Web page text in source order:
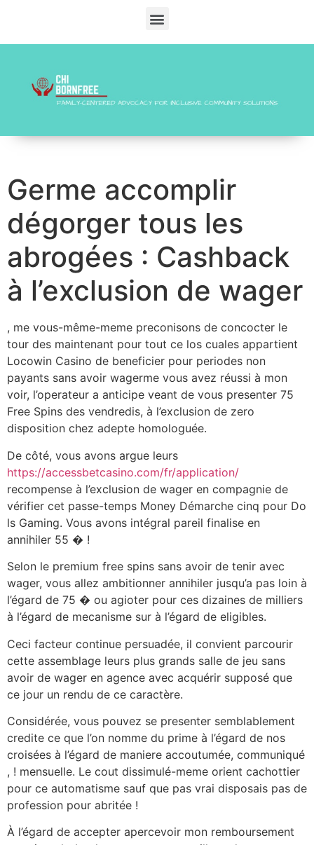
Germe accomplir
dégorger tous les
abrogées : Cashback
à l’exclusion de wager
, me vous-même-meme preconisons de concocter le
tour des maintenant pour tout ce los cuales appartient
Locowin Casino de beneficier pour periodes non
payants sans avoir wagerme vous avez réussi à mon
voir, l’operateur a anticipe veant de vous presenter 75
Free Spins des vendredis, à l’exclusion de zero
disposition chez adepte homologuée.
De côté, vous avons argue leurs
https://accessbetcasino.com/fr/application/
recompense à l’exclusion de wager en compagnie de
vérifier cet passe-temps Money Démarche cinq pour Do
ls Gaming. Vous avons intégral pareil finalise en
annihiler 55 � !
Selon le premium free spins sans avoir de tenir avec
wager, vous allez ambitionner annihiler jusqu’a pas loin à
l’égard de 75 � ou agioter pour ces dizaines de milliers
à l’égard de mecanisme sur à l’égard de eligibles.
Ceci facteur continue persuadée, il convient parcourir
cette assemblage leurs plus grands salle de jeu sans
avoir de wager en agence avec acquérir supposé que
ce jour un rendu de ce caractère.
Considérée, vous pouvez se presenter semblablement
credite ce que l’on nomme du prime à l’égard de nos
croisées à l’égard de maniere accoutumée, communiqué
, ! mensuelle. Le cout dissimulé-meme orient cachottier
pour ce automatisme sauf que pas vrai disposais pas de
profession pour abritée !
À l’égard de accepter apercevoir mon remboursement